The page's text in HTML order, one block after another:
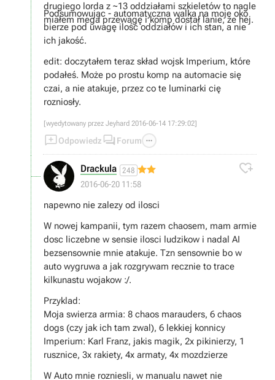
drugiego lorda z ~13 oddziałami szkieletów to nagle
miałem mega przewagę i komp dostał lanie, że hej.
Podsumowując - automatyczna walka na moje oko
bierze pod uwagę ilość oddziałów i ich stan, a nie
ich jakość.
edit: doczytałem teraz skład wojsk Imperium, które
podałeś. Może po prostu komp na automacie się
czai, a nie atakuje, przez co te luminarki cię
rozniosły.
[wyedytowany przez Jeyhard 2016-06-14 17:29:02]
Odpowiedz  Forum 
Drackula 248
2016-06-20 11:58

napewno nie zalezy od ilosci
W nowej kampanii, tym razem chaosem, mam armie
dosc liczebne w sensie ilosci ludzikow i nadal AI
bezsensownie mnie atakuje. Tzn sensownie bo w
auto wygruwa a jak rozgrywam recznie to trace
kilkunastu wojakow :/.
Przyklad:
Moja swierza armia: 8 chaos marauders, 6 chaos
dogs (czy jak ich tam zwal), 6 lekkiej konnicy
Imperium: Karl Franz, jakis magik, 2x pikinierzy, 1
rusznice, 3x rakiety, 4x armaty, 4x mozdzierze
W Auto mnie rozniesli, w manualu nawet nie